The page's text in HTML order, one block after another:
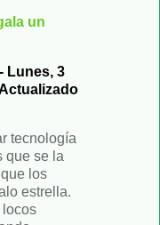
un
Lunes, 3
tecnología
que se la
los
estrella.
locos